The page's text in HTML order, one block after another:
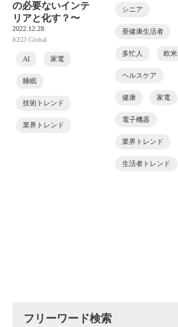
フリーワード検索
の必要ないインテ
リアと化す？〜
2022.12.28
KED Global
AI 家電
睡眠
技術トレンド
業界トレンド
シニア
亜健康生活者
多忙人 欧米
ヘルスケア
健康 家電
電子機器
業界トレンド
生活者トレンド